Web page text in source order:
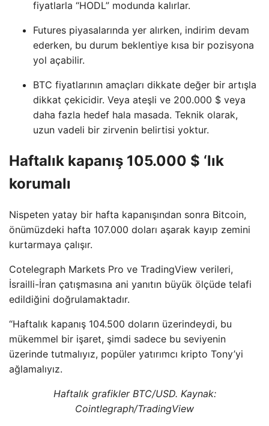
fiyatlarla “HODL” modunda kalırlar.
Futures piyasalarında yer alırken, indirim devam
ederken, bu durum beklentiye kısa bir pozisyona
yol açabilir.
BTC fiyatlarının amaçları dikkate değer bir artışla
dikkat çekicidir. Veya ateşli ve 200.000 $ veya
daha fazla hedef hala masada. Teknik olarak,
uzun vadeli bir zirvenin belirtisi yoktur.
Haftalık kapanış 105.000 $ ‘lık
korumalı
Nispeten yatay bir hafta kapanışından sonra Bitcoin,
önümüzdeki hafta 107.000 doları aşarak kayıp zemini
kurtarmaya çalışır.
Cotelegraph Markets Pro ve TradingView verileri,
İsrailli-İran çatışmasına ani yanıtın büyük ölçüde telafi
edildiğini doğrulamaktadır.
“Haftalık kapanış 104.500 doların üzerindeydi, bu
mükemmel bir işaret, şimdi sadece bu seviyenin
üzerinde tutmalıyız, popüler yatırımcı kripto Tony’yi
ağlamalıyız.
Haftalık grafikler BTC/USD. Kaynak:
Cointlegraph/TradingView